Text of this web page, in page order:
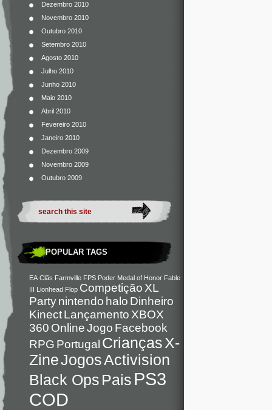
Dezembro 2010
Novembro 2010
Outubro 2010
Setembro 2010
Agosto 2010
Julho 2010
Junho 2010
Maio 2010
Abril 2010
Fevereiro 2010
Janeiro 2010
Dezembro 2009
Novembro 2009
Outubro 2009
POPULAR TAGS
EA Clãs Farmville FPS Poder Medal of Honor Fable
III Lionhead Flop Competição XL
Partynintendo halo Dinheiro
KinectLançamento XBOX
360 OnlineJogo Facebook
RPG Portugal CriançasX-
ZineJogosActivision
Black Ops Pais PS3
COD